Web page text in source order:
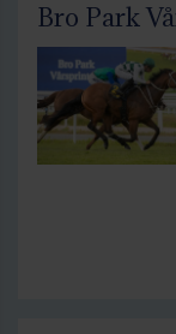
Bro Park